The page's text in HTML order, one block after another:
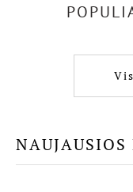
NAUJAUSIOS